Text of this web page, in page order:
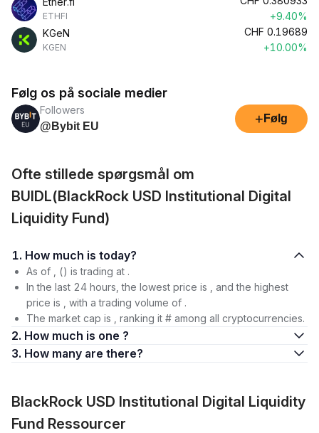
ETHFI
+9.40%
KGeN
KGEN
CHF 0.19689
+10.00%
Følg os på sociale medier
Followers
@Bybit EU
+ Følg
Ofte stillede spørgsmål om
BUIDL(BlackRock USD Institutional Digital
Liquidity Fund)
1. How much is today?
As of , () is trading at .
In the last 24 hours, the lowest price is , and the highest
price is , with a trading volume of .
The market cap is , ranking it # among all cryptocurrencies.
2. How much is one ?
3. How many are there?
BlackRock USD Institutional Digital Liquidity
Fund Ressourcer